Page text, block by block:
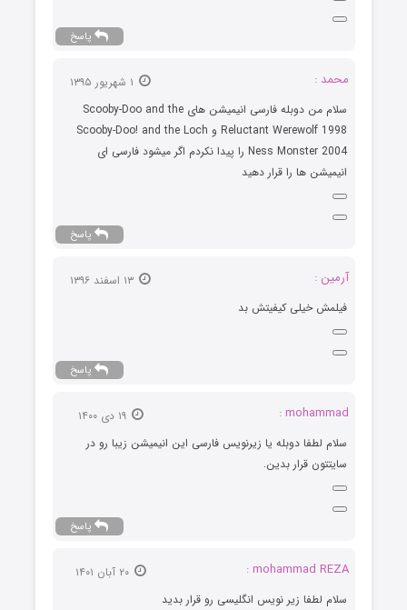
پاسخ
محمد :
سلام من دوبله فارسی انیمیشن های Scooby-Doo and the
Reluctant Werewolf 1998 و Scooby-Doo! and the Loch
Ness Monster 2004 را پیدا نکردم اگر میشود فارسی ای
انیمیشن ها را قرار دهید
پاسخ
آرمین :
فیلمش خیلی کیفیتش بد
پاسخ
mohammad :
۱۹ دی ۱۴۰۰
سلام لطفا دوبله یا زیرنویس فارسی این انیمیشن زیبا رو در
سایتتون قرار بدین.
پاسخ
mohammad REZA :
۲۰ آبان ۱۴۰۱
سلام لطفا زیر نویس انگلیسی رو قرار بدید